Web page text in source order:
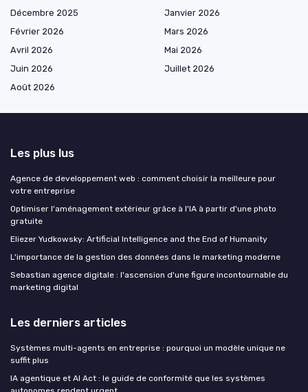
Décembre 2025
Janvier 2026
Février 2026
Mars 2026
Avril 2026
Mai 2026
Juin 2026
Juillet 2026
Août 2026
Les plus lus
Agence de developpement web : comment choisir la meilleure pour
votre entreprise
Optimiser l'aménagement extérieur grâce à l'IA à partir d'une photo
gratuite
Eliezer Yudkowsky: Artificial Intelligence and the End of Humanity
L'importance de la gestion des données dans le marketing moderne
Sebastian agence digitale : l'ascension d'une figure incontournable du
marketing digital
Les derniers articles
Systèmes multi-agents en entreprise : pourquoi un modèle unique ne
suffit plus
IA agentique et AI Act : le guide de conformité que les systèmes